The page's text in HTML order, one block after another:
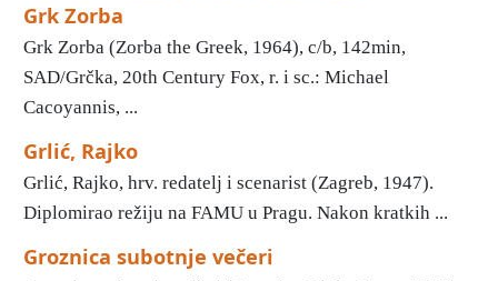
Grk Zorba
Grk Zorba (Zorba the Greek, 1964), c/b, 142min,
SAD/Grčka, 20th Century Fox, r. i sc.: Michael
Cacoyannis, ...
Grlić, Rajko
Grlić, Rajko, hrv. redatelj i scenarist (Zagreb, 1947).
Diplomirao režiju na FAMU u Pragu. Nakon kratkih ...
Groznica subotnje večeri